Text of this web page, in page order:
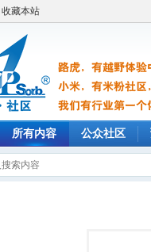
收藏本站
所有内容 公众社区